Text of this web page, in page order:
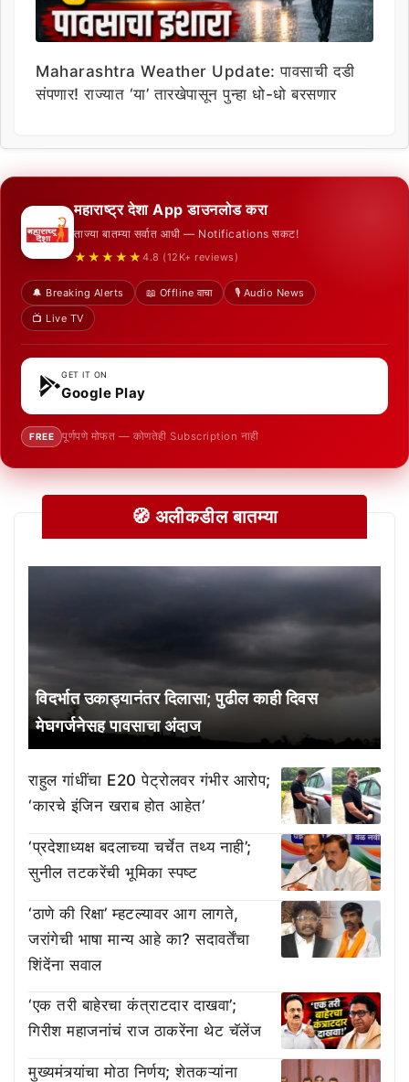
Maharashtra Weather Update: पावसाची दडी
संपणार! राज्यात ‘या’ तारखेपासून पुन्हा धो-धो बरसणार
महाराष्ट्र देशा App डाउनलोड करा
ताज्या बातम्या सर्वात आधी — Notifications सकट!
★★★★★ 4.8 (12K+ reviews)
🔔 Breaking Alerts 📖 Offline वाचा
🎙️ Audio News
📺 Live TV
GET IT ON
Google Play
FREE पूर्णपणे मोफत — कोणतेही Subscription नाही
🧭 अलीकडील बातम्या
विदर्भात उकाड्यानंतर दिलासा; पुढील काही दिवस
मेघगर्जनेसह पावसाचा अंदाज
राहुल गांधींचा E20 पेट्रोलवर गंभीर आरोप;
‘कारचे इंजिन खराब होत आहेत’
‘प्रदेशाध्यक्ष बदलाच्या चर्चेत तथ्य नाही’;
सुनील तटकरेंची भूमिका स्पष्ट
‘ठाणे की रिक्षा’ म्हटल्यावर आग लागते,
जरांगेची भाषा मान्य आहे का? सदावर्तेंचा
शिंदेंना सवाल
‘एक तरी बाहेरचा कंत्राटदार दाखवा’;
गिरीश महाजनांचं राज ठाकरेंना थेट चॅलेंज
मुख्यमंत्र्यांचा मोठा निर्णय; शेतकऱ्यांना